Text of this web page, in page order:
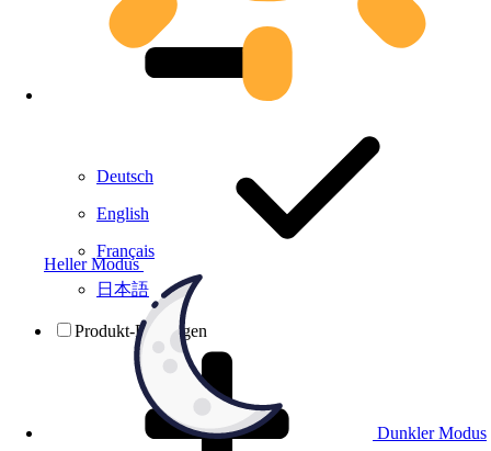
Heller Modus
Dunkler Modus
Deutsch
English
Français
日本語
Produkt-Prüfungen